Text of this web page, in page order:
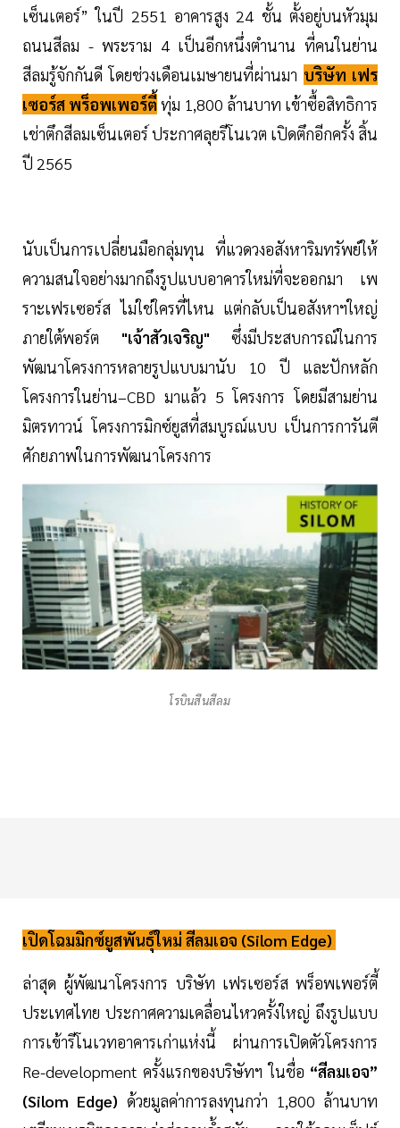
เซ็นเตอร์” ในปี 2551 อาคารสูง 24 ชั้น ตั้งอยู่บนหัวมุม
ถนนสีลม - พระราม 4 เป็นอีกหนึ่งตำนาน ที่คนในย่าน
สีลมรู้จักกันดี โดยช่วงเดือนเมษายนที่ผ่านมา บริษัท เฟร
เซอร์ส พร็อพเพอร์ตี้ ทุ่ม 1,800 ล้านบาท เข้าซื้อสิทธิการ
เช่าตึกสีลมเซ็นเตอร์ ประกาศลุยรีโนเวต เปิดตึกอีกครั้ง สิ้น
ปี 2565
นับเป็นการเปลี่ยนมือกลุ่มทุน ที่แวดวงอสังหาริมทรัพย์ให้
ความสนใจอย่างมากถึงรูปแบบอาคารใหม่ที่จะออกมา เพ
ราะเฟรเซอร์ส ไม่ใช่ใครที่ไหน แต่กลับเป็นอสังหาฯใหญ่
ภายใต้พอร์ต "เจ้าสัวเจริญ" ซึ่งมีประสบการณ์ในการ
พัฒนาโครงการหลายรูปแบบมานับ 10 ปี และปักหลัก
โครงการในย่าน–CBD มาแล้ว 5 โครงการ โดยมีสามย่าน
มิตรทาวน์ โครงการมิกซ์ยูสที่สมบูรณ์แบบ เป็นการการันตี
ศักยภาพในการพัฒนาโครงการ
โรบินสีนสีลม
เปิดโฉมมิกซ์ยูสพันธุ์ใหม่ สีลมเอจ (Silom Edge)
ล่าสุด ผู้พัฒนาโครงการ บริษัท เฟรเซอร์ส พร็อพเพอร์ตี้
ประเทศไทย ประกาศความเคลื่อนไหวครั้งใหญ่ ถึงรูปแบบ
การเข้ารีโนเวทอาคารเก่าแห่งนี้ ผ่านการเปิดตัวโครงการ
Re-development ครั้งแรกของบริษัทฯ ในชื่อ “สีลมเอจ”
(Silom Edge) ด้วยมูลค่าการลงทุนกว่า 1,800 ล้านบาท